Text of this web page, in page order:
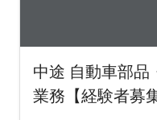
中途 自動車部品
業務【経験者募